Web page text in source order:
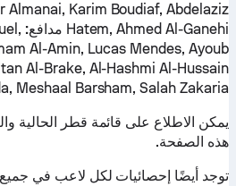
Almanai, Karim Boudiaf, Abdelaziz
Hatem, Ahmed Al-Ganehi مدافع:
Al-Amin, Lucas Mendes, Ayoub
Al-Brake, Al-Hashmi Al-Hussain
Meshaal Barsham, Salah Zakaria
يمكن الاطلاع على قائمة قطر الحالية
هذه الصفحة.
توجد أيضًا إحصائيات لكل لاعب في